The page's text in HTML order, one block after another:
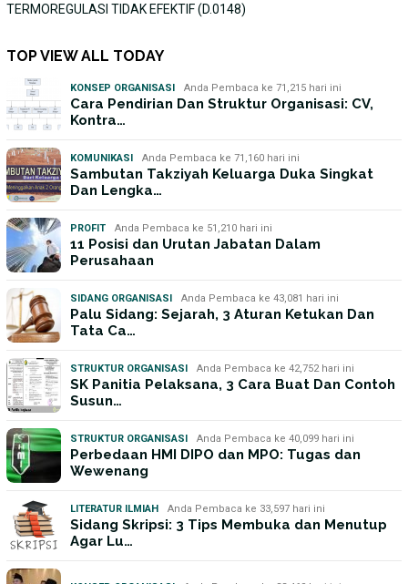
TERMOREGULASI TIDAK EFEKTIF (D.0148)
TOP VIEW ALL TODAY
KONSEP ORGANISASI Anda Pembaca ke 71,215 hari ini
Cara Pendirian Dan Struktur Organisasi: CV,
Kontra…
KOMUNIKASI Anda Pembaca ke 71,160 hari ini
Sambutan Takziyah Keluarga Duka Singkat
Dan Lengka…
PROFIT Anda Pembaca ke 51,210 hari ini
11 Posisi dan Urutan Jabatan Dalam
Perusahaan
SIDANG ORGANISASI Anda Pembaca ke 43,081 hari ini
Palu Sidang: Sejarah, 3 Aturan Ketukan Dan
Tata Ca…
STRUKTUR ORGANISASI Anda Pembaca ke 42,752 hari ini
SK Panitia Pelaksana, 3 Cara Buat Dan Contoh
Susun…
STRUKTUR ORGANISASI Anda Pembaca ke 40,099 hari ini
Perbedaan HMI DIPO dan MPO: Tugas dan
Wewenang
LITERATUR ILMIAH Anda Pembaca ke 33,597 hari ini
Sidang Skripsi: 3 Tips Membuka dan Menutup
Agar Lu…